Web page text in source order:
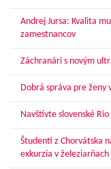
Andrej Jursa: Kvalita
zamestnancov
Záchranári s novým
Dobrá správa pre ženy
Navštívte slovenské
Študenti z Chorvátska
exkurzia v železiarňach